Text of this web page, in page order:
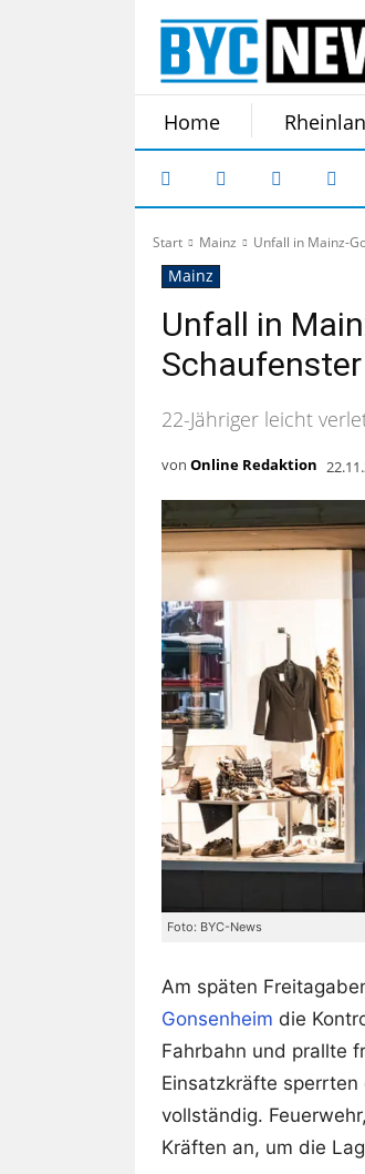
Home
Start Mainz Unfall in Mainz-
Mainz
Unfall in
Schaufenster
22-Jähriger leicht
von Online Redaktion
Foto: BYC-News
Am späten
Gonsenheim die
Fahrbahn und prallte
Einsatzkräfte
vollständig.
Kräften an, um die